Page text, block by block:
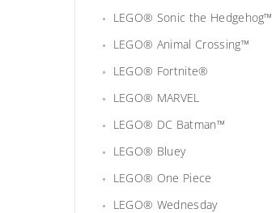
LEGO® Sonic the Hedgehog™
LEGO® Animal Crossing™
LEGO® Fortnite®
LEGO® MARVEL
LEGO® DC Batman™
LEGO® Bluey
LEGO® One Piece
LEGO® Wednesday